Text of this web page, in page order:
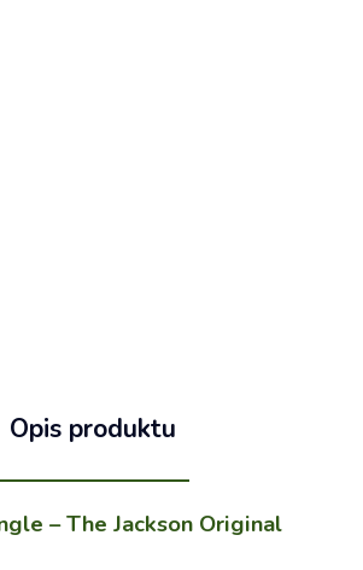
Opis produktu
– The Jackson Original